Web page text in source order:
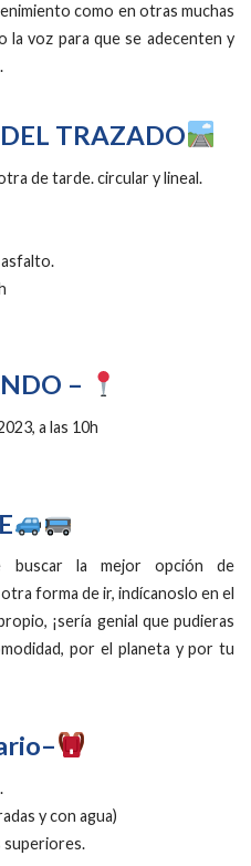
como en otras muchas
la voz para que se adecenten y
TRAZADO
de tarde. circular y lineal.
–
a las 10h
buscar la mejor opción de
forma de ir, indícanoslo en el
¡sería genial que pudieras
por el planeta y por tu
y con agua)
superiores.